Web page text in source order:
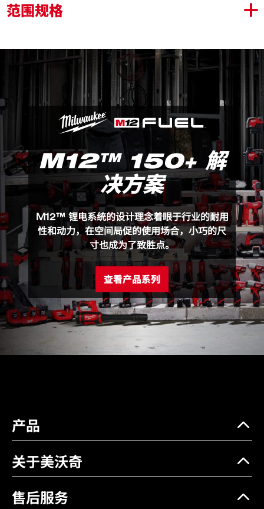
地照亮整个引擎盖
可延伸引擎仓挂钩，能够扩展117.5至195cm ，满足不同
车型引擎盖尺寸，无绳解放双手
FINISHGUARD™挂钩保护盾 供更多的抓地力表面积，
提供持久的保护，避免挂钩在引擎盖上产生刮痕
IP54 防水防尘等级
最长续航时间8小时（搭配M12B4电池）
范围规格
包装详情 M12 UHL-0
M12 UHL-0 (1)
产品规格
电压(V) 12
亮度 1350/600 流明
模式 高/低
聚光/泛光 泛光
4/8 (搭配M12 4.0电池)
裸机重量 (kg)
M12™ 150+ 解
决方案
M12™ 锂电系统的设计理念着眼于行业的耐用
性和动力，在空间局促的使用场合，小巧的尺
寸也成为了致胜点。
查看产品系列
产品
关于美沃奇
售后服务